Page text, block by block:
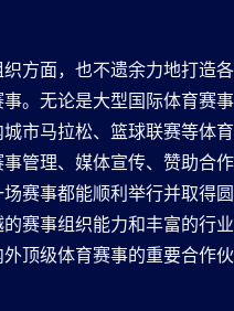
方面，也不遗余力地打造
。无论是大型国际体育赛
市马拉松、篮球联赛等体育
管理、媒体宣传、赞助合
赛事都能顺利举行并取得
赛事组织能力和丰富的行业
顶级体育赛事的重要合作伙